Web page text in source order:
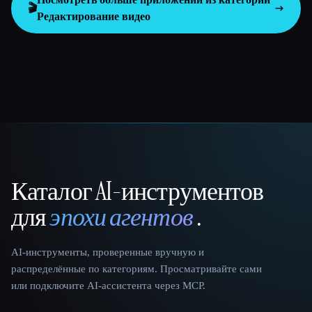
🎬
Редактирование видео
That AI Collection
Каталог AI-инструментов
дляэпохи агентов.
AI-инструменты, проверенные вручную и
распределённые по категориям. Просматривайте сами
или подключите AI-ассистента через MCP.